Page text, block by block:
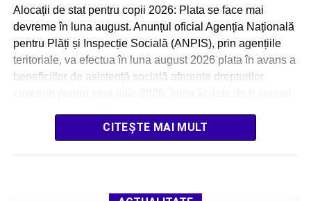
Alocații de stat pentru copii 2026: Plata se face mai
devreme în luna august. Anunțul oficial Agenția Națională
pentru Plăți și Inspecție Socială (ANPIS), prin agențiile
teritoriale, va efectua în luna august 2026 plata în avans a
beneficiilor de asistență socială aferente drepturilor
CITEȘTE MAI MULT